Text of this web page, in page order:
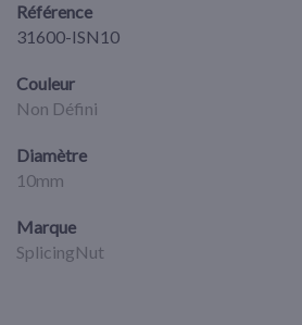
Référence
31600-ISN10
Couleur
Non Défini
Diamètre
10mm
Marque
SplicingNut